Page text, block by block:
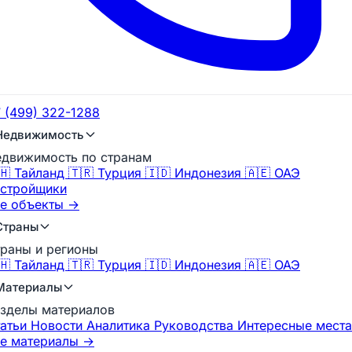
(499) 322-1288
по странам
Тайланд 🇹🇷 Турция 🇮🇩 Индонезия 🇦🇪 ОАЭ
объекты →
и регионы
Тайланд 🇹🇷 Турция 🇮🇩 Индонезия 🇦🇪 ОАЭ
материалов
Новости Аналитика Руководства Интересные места
материалы →